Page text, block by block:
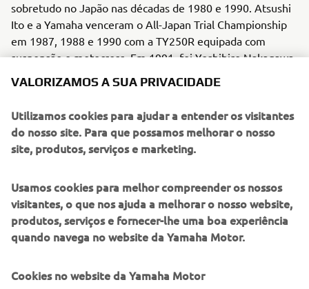
sobretudo no Japão nas décadas de 1980 e 1990. Atsushi
Ito e a Yamaha venceram o All-Japan Trial Championship
em 1987, 1988 e 1990 com a TY250R equipada com
suspensão e motocross. Em 1991, foi Yoshihiro Nakagawa
1993 num modelo de produção da TY250Z. Por esta
económica, que teve um impacto considerável na indústria
dos motociclos. Uma vez mais, reduzimos a dimensão das
suas atividades de competição e o seu envolvimento em
da década de 1990.
VALORIZAMOS A SUA PRIVACIDADE
Utilizamos cookies para ajudar a entender os visitantes
do nosso site. Para que possamos melhorar o nosso
site, produtos, serviços e marketing.
Usamos cookies para melhor compreender os nossos
visitantes, o que nos ajuda a melhorar o nosso website,
produtos, serviços e fornecer-lhe uma boa experiência
quando navega no website da Yamaha Motor.
Cookies no website da Yamaha Motor